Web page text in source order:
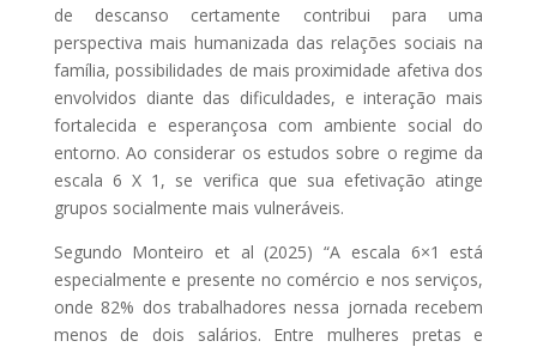
de descanso certamente contribui para uma
perspectiva mais humanizada das relações sociais na
família, possibilidades de mais proximidade afetiva dos
envolvidos diante das dificuldades, e interação mais
fortalecida e esperançosa com ambiente social do
entorno. Ao considerar os estudos sobre o regime da
escala 6 X 1, se verifica que sua efetivação atinge
grupos socialmente mais vulneráveis.
Segundo Monteiro et al (2025) “A escala 6×1 está
especialmente e presente no comércio e nos serviços,
onde 82% dos trabalhadores nessa jornada recebem
menos de dois salários. Entre mulheres pretas e